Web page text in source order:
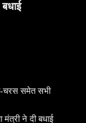
बधाई
चरस समेत सभी
मंत्री ने दी बधाई